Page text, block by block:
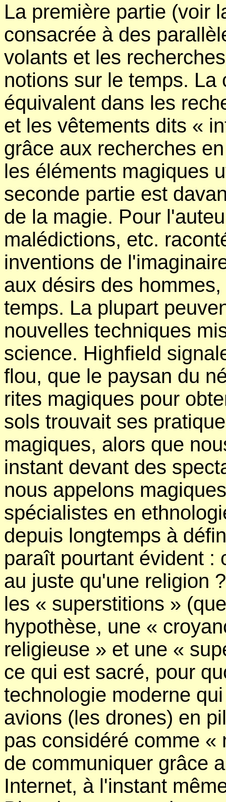
La première partie (voir
consacrée à des
volants et les
notions sur le temps.
équivalent dans les
et les vêtements dits «
grâce aux recherches
les éléments magiques
seconde partie est
de la magie. Pour
malédictions, etc.
inventions de
aux désirs des
temps. La plupart
nouvelles techniques
science. Highfield
flou, que le paysan du
rites magiques pour
sols trouvait ses
magiques, alors que
instant devant des
nous appelons
spécialistes en
depuis longtemps à
paraît pourtant évident :
au juste qu'une religion
les « superstitions »
hypothèse, une «
religieuse » et une «
ce qui est sacré, pour
technologie moderne
avions (les drones) en
pas considéré comme
de communiquer grâce
Internet, à l'instant